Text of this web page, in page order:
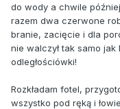
do wody a chwile
razem dwa czerwone
branie, zacięcie i dla
nie walczył tak samo jak
odległościówki!
Rozkładam fotel,
wszystko pod ręką i